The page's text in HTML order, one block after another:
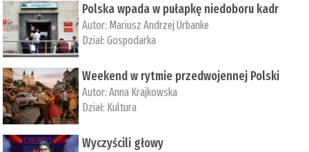
Polska wpada w pułapkę niedoboru kadr
Autor: Mariusz Andrzej Urbanke
Dział:Gospodarka
Weekend w rytmie przedwojennej Polski
Autor:Anna Krajkowska
Dział: Kultura
Wyczyścili głowy